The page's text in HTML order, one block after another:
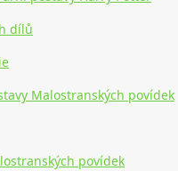
dílů
Malostranských povídek
povídek